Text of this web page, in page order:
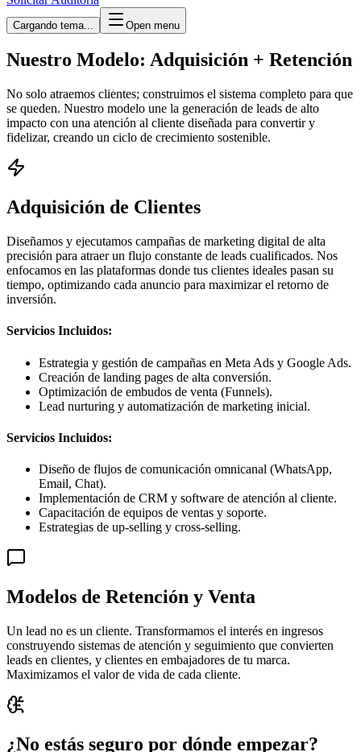
Cargando tema... Open menu
Nuestro Modelo: Adquisición + Retención
No solo atraemos clientes; construimos el sistema completo para que
se queden. Nuestro modelo une la generación de leads de alto
impacto con una atención al cliente diseñada para convertir y
fidelizar, creando un ciclo de crecimiento sostenible.
Adquisición de Clientes
Diseñamos y ejecutamos campañas de marketing digital de alta
precisión para atraer un flujo constante de leads cualificados. Nos
enfocamos en las plataformas donde tus clientes ideales pasan su
tiempo, optimizando cada anuncio para maximizar el retorno de
inversión.
Servicios Incluidos:
Estrategia y gestión de campañas en Meta Ads y Google Ads.
Creación de landing pages de alta conversión.
Optimización de embudos de venta (Funnels).
Lead nurturing y automatización de marketing inicial.
Servicios Incluidos:
Diseño de flujos de comunicación omnicanal (WhatsApp,
Email, Chat).
Implementación de CRM y software de atención al cliente.
Capacitación de equipos de ventas y soporte.
Estrategias de up-selling y cross-selling.
Modelos de Retención y Venta
Un lead no es un cliente. Transformamos el interés en ingresos
construyendo sistemas de atención y seguimiento que convierten
leads en clientes, y clientes en embajadores de tu marca.
Maximizamos el valor de vida de cada cliente.
¿No estás seguro por dónde empezar?